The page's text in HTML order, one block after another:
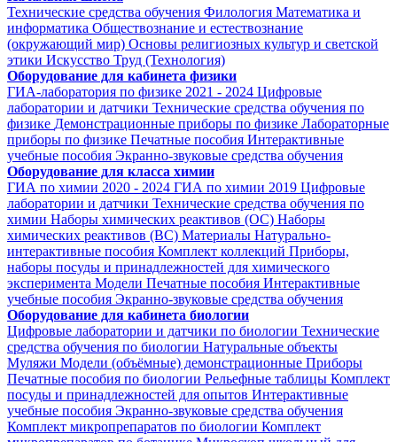
Технические средства обучения Филология Математика и
информатика Обществознание и естествознание
(окружающий мир) Основы религиозных культур и светской
этики Искусство Труд (Технология)
Оборудование для кабинета физики
ГИА-лаборатория по физике 2021 - 2024 Цифровые
лаборатории и датчики Технические средства обучения по
физике Демонстрационные приборы по физике Лабораторные
приборы по физике Печатные пособия Интерактивные
учебные пособия Экранно-звуковые средства обучения
Оборудование для класса химии
ГИА по химии 2020 - 2024 ГИА по химии 2019 Цифровые
лаборатории и датчики Технические средства обучения по
химии Наборы химических реактивов (ОС) Наборы
химических реактивов (ВС) Материалы Натурально-
интерактивные пособия Комплект коллекций Приборы,
наборы посуды и принадлежностей для химического
эксперимента Модели Печатные пособия Интерактивные
учебные пособия Экранно-звуковые средства обучения
Оборудование для кабинета биологии
Цифровые лаборатории и датчики по биологии Технические
средства обучения по биологии Натуральные объекты
Муляжи Модели (объёмные) демонстрационные Приборы
Печатные пособия по биологии Рельефные таблицы Комплект
посуды и принадлежностей для опытов Интерактивные
учебные пособия Экранно-звуковые средства обучения
Комплект микропрепаратов по биологии Комплект